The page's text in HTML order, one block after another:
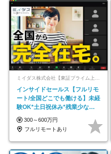
ミイダス株式会社【東証プライム上場パーソルグループ】
インサイドセールス【フルリモ
ート/全国どこでも働ける】未経
験OK*土日祝休み*残業少なめ*
在宅勤務手当あり
300～600万円
フルリモートあり